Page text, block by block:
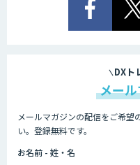
DXト
メー
メールマガジンの配信をご希望
い。登録無料です。
お名前 - 姓・名